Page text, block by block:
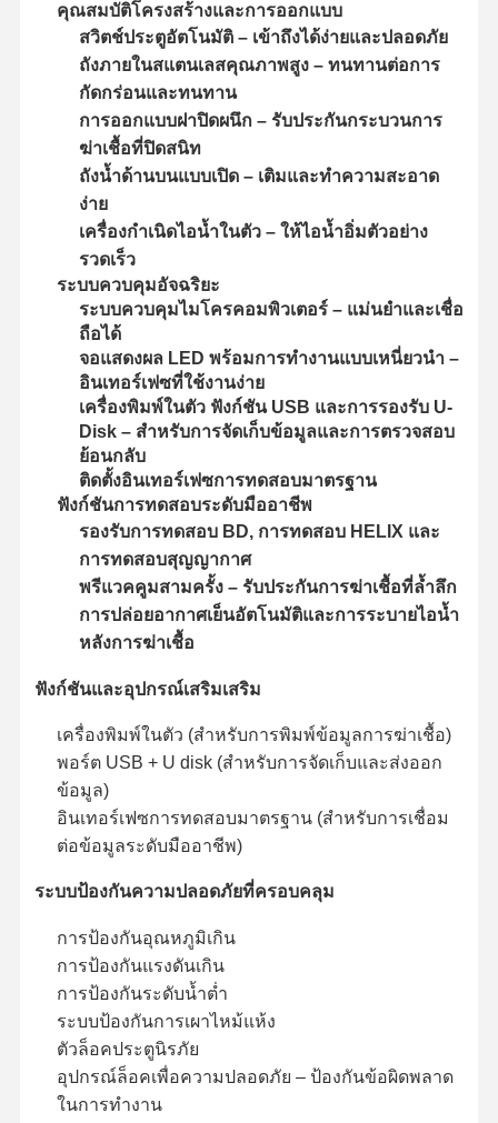
หน้าแรก สินค้า
ทัวร์โรงงาน
การควบคุม
คุณภาพ
กรณี
เครื่องนึ่งฆ่าเชื้อแนวนอน
เครื่องนึ่งฆ่าเชื้อแนวตั้ง
ออโตคลาฟบนโต๊ะ
เครื่องนึ่งฆ่าเชื้อแบบพกพา
เครื่องฆ่าเชื้อพลาสมาอุณหภูมิต่ำ
คุณสมบัติโครงสร้างและการออกแบบ
สวิตช์ประตูอัตโนมัติ – เข้าถึงได้ง่ายและปลอดภัย
ถังภายในสแตนเลสคุณภาพสูง – ทนทานต่อการ
กัดกร่อนและทนทาน
การออกแบบฝาปิดผนึก – รับประกันกระบวนการ
ฆ่าเชื้อที่ปิดสนิท
ถังน้ำด้านบนแบบเปิด – เติมและทำความสะอาด
ง่าย
เครื่องกำเนิดไอน้ำในตัว – ให้ไอน้ำอิ่มตัวอย่าง
รวดเร็ว
ระบบควบคุมอัจฉริยะ
ระบบควบคุมไมโครคอมพิวเตอร์ – แม่นยำและเชื่อ
ถือได้
จอแสดงผล LED พร้อมการทำงานแบบเหนี่ยวนำ –
อินเทอร์เฟซที่ใช้งานง่าย
เครื่องพิมพ์ในตัว ฟังก์ชัน USB และการรองรับ U-
Disk – สำหรับการจัดเก็บข้อมูลและการตรวจสอบ
ย้อนกลับ
ติดตั้งอินเทอร์เฟซการทดสอบมาตรฐาน
ฟังก์ชันการทดสอบระดับมืออาชีพ
รองรับการทดสอบ BD, การทดสอบ HELIX และ
การทดสอบสุญญากาศ
พรีแวคคูมสามครั้ง – รับประกันการฆ่าเชื้อที่ล้ำลึก
การปล่อยอากาศเย็นอัตโนมัติและการระบายไอน้ำ
หลังการฆ่าเชื้อ
ฟังก์ชันและอุปกรณ์เสริมเสริม
เครื่องพิมพ์ในตัว (สำหรับการพิมพ์ข้อมูลการฆ่าเชื้อ)
พอร์ต USB + U disk (สำหรับการจัดเก็บและส่งออก
ข้อมูล)
อินเทอร์เฟซการทดสอบมาตรฐาน (สำหรับการเชื่อม
ต่อข้อมูลระดับมืออาชีพ)
ระบบป้องกันความปลอดภัยที่ครอบคลุม
การป้องกันอุณหภูมิเกิน
การป้องกันแรงดันเกิน
การป้องกันระดับน้ำต่ำ
ระบบป้องกันการเผาไหม้แห้ง
ตัวล็อคประตูนิรภัย
อุปกรณ์ล็อคเพื่อความปลอดภัย – ป้องกันข้อผิดพลาด
ในการทำงาน